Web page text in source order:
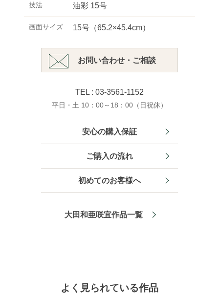
技法 油彩 15号
画面サイズ 15号（65.2×45.4cm）
お問い合わせ・ご相談
TEL : 03-3561-1152
平日・土 10：00～18：00（日祝休）
安心の購入保証
ご購入の流れ
初めてのお客様へ
大田和亜咲宜作品一覧
よく見られている作品